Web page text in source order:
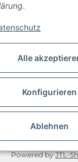
Alle
Konfigurieren
Ablehnen
.
AGB
Powered byJTL-